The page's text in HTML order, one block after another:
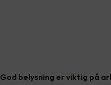
God belysning er viktig på